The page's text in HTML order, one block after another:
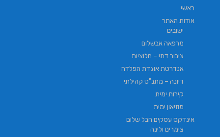
ראשי
אודות האתר
ישובים
מרפאה אבשלום
ציבור דתי – חלוציות
אנדרטת אוגדת הפלדה
דיונה – מתנ"ס קהילתי
קירות ימית
מוזיאון ימית
אינדקס עסקים חבל שלום
צימרים ולינה